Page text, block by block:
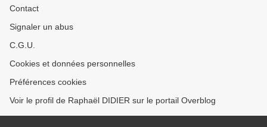
Contact
Signaler un abus
C.G.U.
Cookies et données personnelles
Préférences cookies
Voir le profil de Raphaël DIDIER sur le portail Overblog